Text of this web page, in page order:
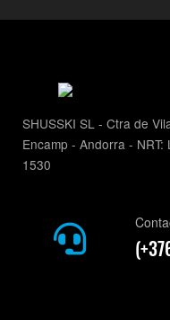
SHUSSKI SL - Ctra de
Encamp - Andorra -
1530